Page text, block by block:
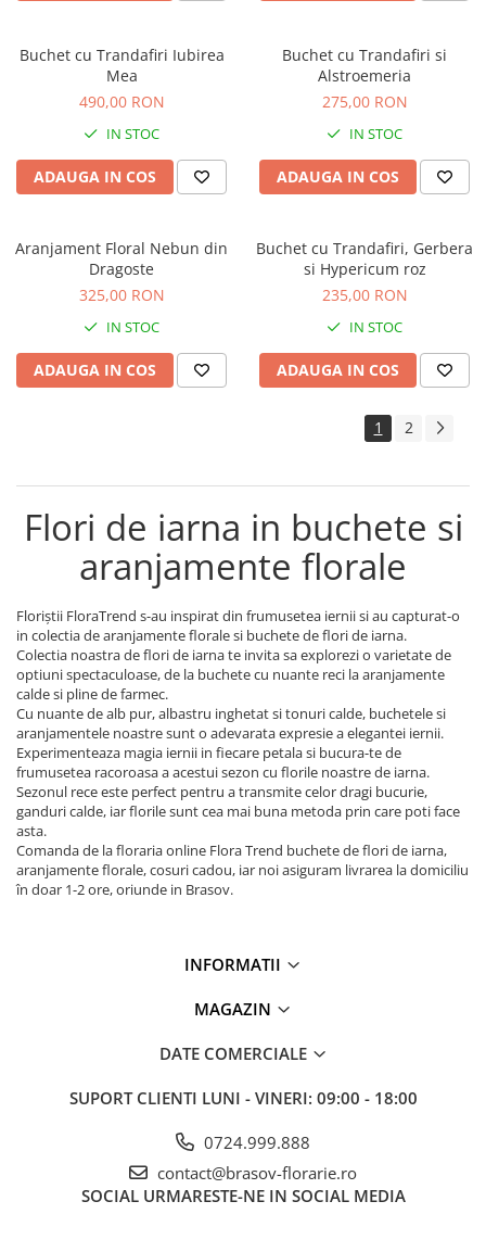
Buchet cu Trandafiri Iubirea
Mea
490,00 RON
IN STOC
ADAUGA IN COS
Buchet cu Trandafiri si
Alstroemeria
275,00 RON
IN STOC
ADAUGA IN COS
Aranjament Floral Nebun din
Dragoste
325,00 RON
IN STOC
ADAUGA IN COS
Buchet cu Trandafiri, Gerbera
si Hypericum roz
235,00 RON
IN STOC
ADAUGA IN COS
1 2
Flori de iarna in buchete si
aranjamente florale
Floriştii FloraTrend s-au inspirat din frumusetea iernii si au capturat-o
in colectia de aranjamente florale si buchete de flori de iarna.
Colectia noastra de flori de iarna te invita sa explorezi o varietate de
optiuni spectaculoase, de la buchete cu nuante reci la aranjamente
calde si pline de farmec.
Cu nuante de alb pur, albastru inghetat si tonuri calde, buchetele si
aranjamentele noastre sunt o adevarata expresie a elegantei iernii.
Experimenteaza magia iernii in fiecare petala si bucura-te de
frumusetea racoroasa a acestui sezon cu florile noastre de iarna.
Sezonul rece este perfect pentru a transmite celor dragi bucurie,
ganduri calde, iar florile sunt cea mai buna metoda prin care poti face
asta.
Comanda de la floraria online Flora Trend buchete de flori de iarna,
aranjamente florale, cosuri cadou, iar noi asiguram livrarea la domiciliu
în doar 1-2 ore, oriunde in Brasov.
INFORMATII
MAGAZIN
DATE COMERCIALE
SUPORT CLIENTI LUNI - VINERI: 09:00 - 18:00
0724.999.888
contact@brasov-florarie.ro
SOCIAL URMARESTE-NE IN SOCIAL MEDIA